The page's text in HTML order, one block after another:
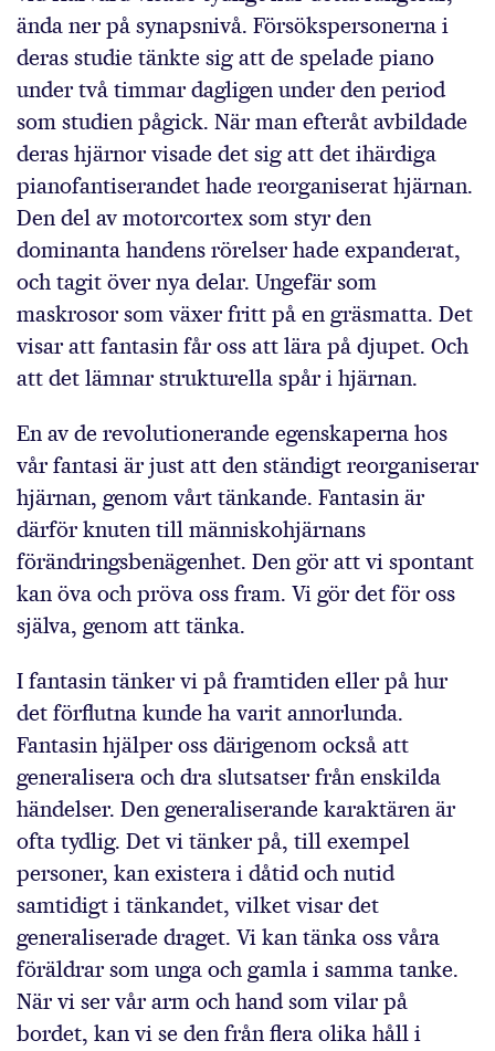
ända ner på synapsnivå. Försökspersonerna i
deras studie tänkte sig att de spelade piano
under två timmar dagligen under den period
som studien pågick. När man efteråt avbildade
deras hjärnor visade det sig att det ihärdiga
pianofantiserandet hade reorganiserat hjärnan.
Den del av motorcortex som styr den
dominanta handens rörelser hade expanderat,
och tagit över nya delar. Ungefär som
maskrosor som växer fritt på en gräsmatta. Det
visar att fantasin får oss att lära på djupet. Och
att det lämnar strukturella spår i hjärnan.
En av de revolutionerande egenskaperna hos
vår fantasi är just att den ständigt reorganiserar
hjärnan, genom vårt tänkande. Fantasin är
därför knuten till människohjärnans
förändringsbenägenhet. Den gör att vi spontant
kan öva och pröva oss fram. Vi gör det för oss
själva, genom att tänka.
I fantasin tänker vi på framtiden eller på hur
det förflutna kunde ha varit annorlunda.
Fantasin hjälper oss därigenom också att
generalisera och dra slutsatser från enskilda
händelser. Den generaliserande karaktären är
ofta tydlig. Det vi tänker på, till exempel
personer, kan existera i dåtid och nutid
samtidigt i tänkandet, vilket visar det
generaliserade draget. Vi kan tänka oss våra
föräldrar som unga och gamla i samma tanke.
När vi ser vår arm och hand som vilar på
bordet, kan vi se den från flera olika håll i